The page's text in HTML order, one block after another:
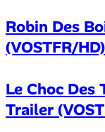
Robin Des
(VOSTFR/HD)
Le Choc
Trailer